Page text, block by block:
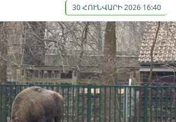
30 ՀՈՒՆՎԱՐԻ 2026 16:40